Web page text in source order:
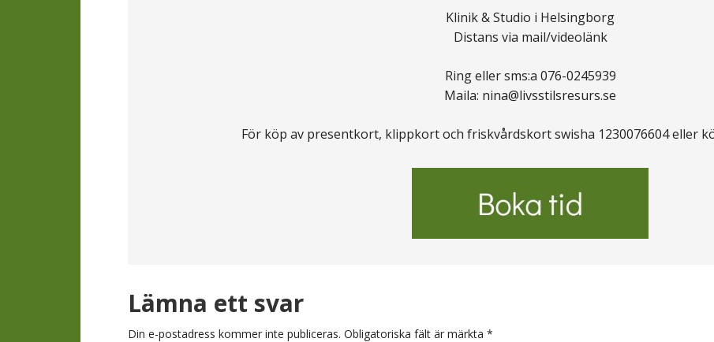
Klinik & Studio i Helsingborg
Distans via mail/videolänk
Ring eller sms:a 076-0245939
Maila: nina@livsstilsresurs.se
För köp av presentkort, klippkort och friskvårdskort swisha 1230076604 eller
Läsarkommentarer
Lämna ett svar
Din e-postadress kommer inte publiceras. Obligatoriska fält är märkta *